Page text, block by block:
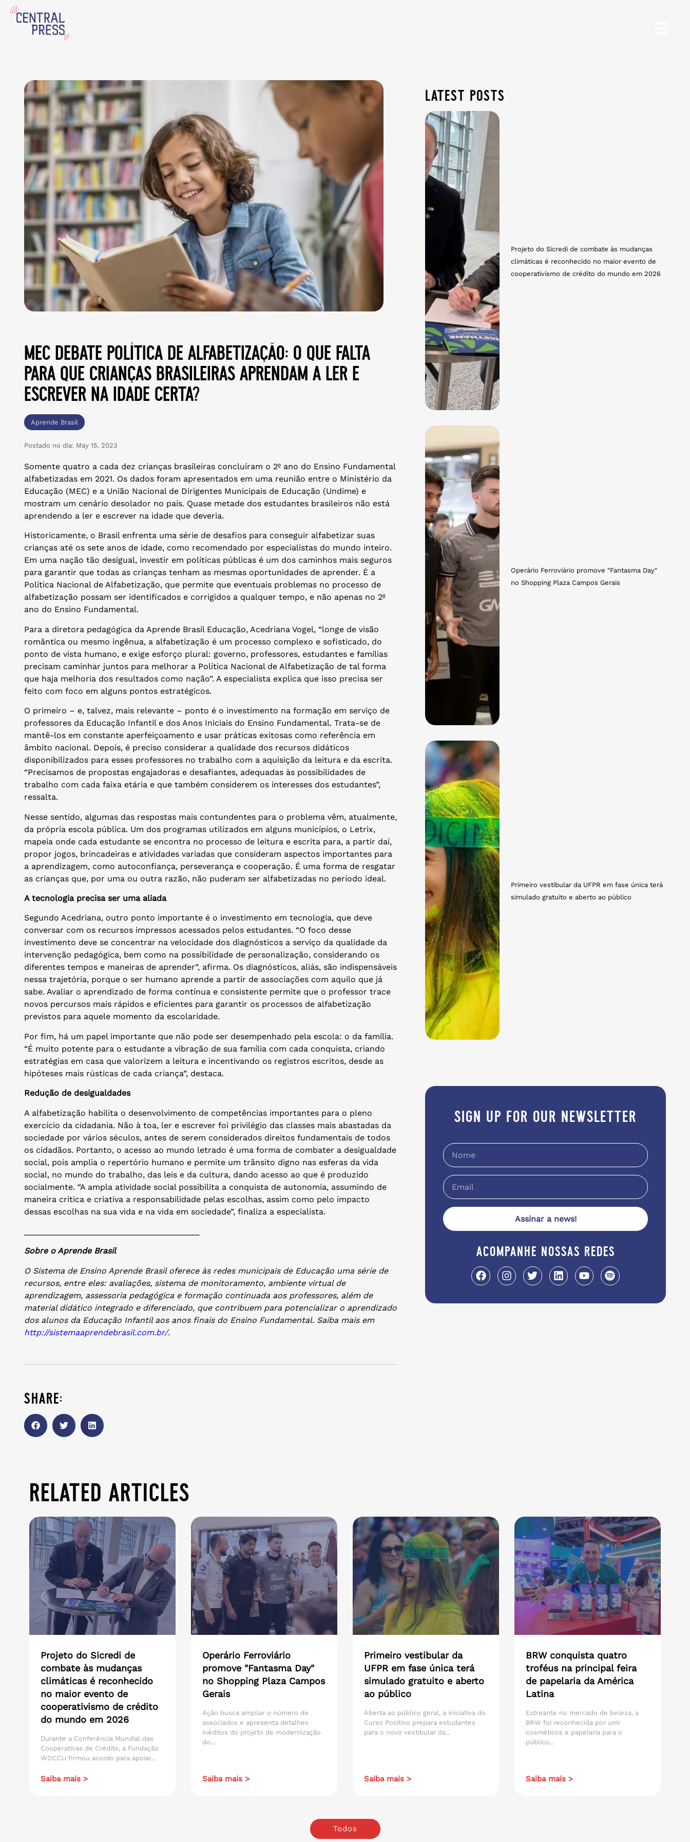
mec debate política de alfabetização: o que falta
para que crianças brasileiras aprendam a ler e
escrever na idade certa?
Aprende Brasil
Postado no dia: May 15, 2023
Somente quatro a cada dez crianças brasileiras concluíram o 2º ano do Ensino Fundamental
alfabetizadas em 2021. Os dados foram apresentados em uma reunião entre o Ministério da
Educação (MEC) e a União Nacional de Dirigentes Municipais de Educação (Undime) e
mostram um cenário desolador no país. Quase metade dos estudantes brasileiros não está
aprendendo a ler e escrever na idade que deveria.
Historicamente, o Brasil enfrenta uma série de desafios para conseguir alfabetizar suas
crianças até os sete anos de idade, como recomendado por especialistas do mundo inteiro.
Em uma nação tão desigual, investir em políticas públicas é um dos caminhos mais seguros
para garantir que todas as crianças tenham as mesmas oportunidades de aprender. É a
Política Nacional de Alfabetização, que permite que eventuais problemas no processo de
alfabetização possam ser identificados e corrigidos a qualquer tempo, e não apenas no 2º
ano do Ensino Fundamental.
Para a diretora pedagógica da Aprende Brasil Educação, Acedriana Vogel, “longe de visão
romântica ou mesmo ingênua, a alfabetização é um processo complexo e sofisticado, do
ponto de vista humano, e exige esforço plural: governo, professores, estudantes e famílias
precisam caminhar juntos para melhorar a Política Nacional de Alfabetização de tal forma
que haja melhoria dos resultados como nação”. A especialista explica que isso precisa ser
feito com foco em alguns pontos estratégicos.
O primeiro – e, talvez, mais relevante – ponto é o investimento na formação em serviço de
professores da Educação Infantil e dos Anos Iniciais do Ensino Fundamental. Trata-se de
mantê-los em constante aperfeiçoamento e usar práticas exitosas como referência em
âmbito nacional. Depois, é preciso considerar a qualidade dos recursos didáticos
disponibilizados para esses professores no trabalho com a aquisição da leitura e da escrita.
“Precisamos de propostas engajadoras e desafiantes, adequadas às possibilidades de
trabalho com cada faixa etária e que também considerem os interesses dos estudantes”,
ressalta.
Nesse sentido, algumas das respostas mais contundentes para o problema vêm, atualmente,
da própria escola pública. Um dos programas utilizados em alguns municípios, o Letrix,
mapeia onde cada estudante se encontra no processo de leitura e escrita para, a partir daí,
propor jogos, brincadeiras e atividades variadas que consideram aspectos importantes para
a aprendizagem, como autoconfiança, perseverança e cooperação. É uma forma de resgatar
as crianças que, por uma ou outra razão, não puderam ser alfabetizadas no período ideal.
A tecnologia precisa ser uma aliada
Segundo Acedriana, outro ponto importante é o investimento em tecnologia, que deve
conversar com os recursos impressos acessados pelos estudantes. “O foco desse
investimento deve se concentrar na velocidade dos diagnósticos a serviço da qualidade da
intervenção pedagógica, bem como na possibilidade de personalização, considerando os
diferentes tempos e maneiras de aprender”, afirma. Os diagnósticos, aliás, são indispensáveis
nessa trajetória, porque o ser humano aprende a partir de associações com aquilo que já
sabe. Avaliar o aprendizado de forma contínua e consistente permite que o professor trace
novos percursos mais rápidos e eficientes para garantir os processos de alfabetização
previstos para aquele momento da escolaridade.
Por fim, há um papel importante que não pode ser desempenhado pela escola: o da família.
“É muito potente para o estudante a vibração de sua família com cada conquista, criando
estratégias em casa que valorizem a leitura e incentivando os registros escritos, desde as
hipóteses mais rústicas de cada criança”, destaca.
Redução de desigualdades
A alfabetização habilita o desenvolvimento de competências importantes para o pleno
exercício da cidadania. Não à toa, ler e escrever foi privilégio das classes mais abastadas da
sociedade por vários séculos, antes de serem considerados direitos fundamentais de todos
os cidadãos. Portanto, o acesso ao mundo letrado é uma forma de combater a desigualdade
social, pois amplia o repertório humano e permite um trânsito digno nas esferas da vida
social, no mundo do trabalho, das leis e da cultura, dando acesso ao que é produzido
socialmente. “A ampla atividade social possibilita a conquista de autonomia, assumindo de
maneira crítica e criativa a responsabilidade pelas escolhas, assim como pelo impacto
dessas escolhas na sua vida e na vida em sociedade”, finaliza a especialista.
Sobre o Aprende Brasil
O Sistema de Ensino Aprende Brasil oferece às redes municipais de Educação uma série de
recursos, entre eles: avaliações, sistema de monitoramento, ambiente virtual de
aprendizagem, assessoria pedagógica e formação continuada aos professores, além de
material didático integrado e diferenciado, que contribuem para potencializar o aprendizado
dos alunos da Educação Infantil aos anos finais do Ensino Fundamental. Saiba mais em
http://sistemaaprendebrasil.com.br/.
share:
latest posts
Projeto do Sicredi de combate às mudanças
climáticas é reconhecido no maior evento de
cooperativismo de crédito do mundo em 2026
Operário Ferroviário promove "Fantasma Day"
no Shopping Plaza Campos Gerais
Primeiro vestibular da UFPR em fase única terá
simulado gratuito e aberto ao público
sign up for our newsletter
Assinar a news!
acompanhe nossas redes
related articles
Projeto do Sicredi de
combate às mudanças
climáticas é reconhecido
no maior evento de
cooperativismo de crédito
do mundo em 2026
Durante a Conferência Mundial das
Cooperativas de Crédito, a Fundação
WOCCU firmou acordo para apoiar...
Saiba mais >
Operário Ferroviário
promove "Fantasma Day"
no Shopping Plaza Campos
Gerais
Ação busca ampliar o número de
associados e apresenta detalhes
inéditos do projeto de modernização
do...
Saiba mais >
Primeiro vestibular da
UFPR em fase única terá
simulado gratuito e aberto
ao público
Aberta ao público geral, a iniciativa do
Curso Positivo prepara estudantes
para o novo vestibular da...
Saiba mais >
BRW conquista quatro
troféus na principal feira
de papelaria da América
Latina
Estreante no mercado de beleza, a
BRW foi reconhecida por unir
cosméticos e papelaria para o
público...
Saiba mais >
Todos